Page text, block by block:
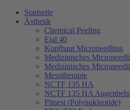
Startseite
Ästhetik
Chemical Peeling
Ejal 40
Kopfhaut Microneedling
Medizinisches
Medizinisches
Mesotherapie
NCTF 135 HA
NCTF 135 HA
Plinest (Polynukleotide)